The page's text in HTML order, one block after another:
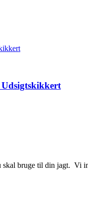
bruge til din jagt. Vi